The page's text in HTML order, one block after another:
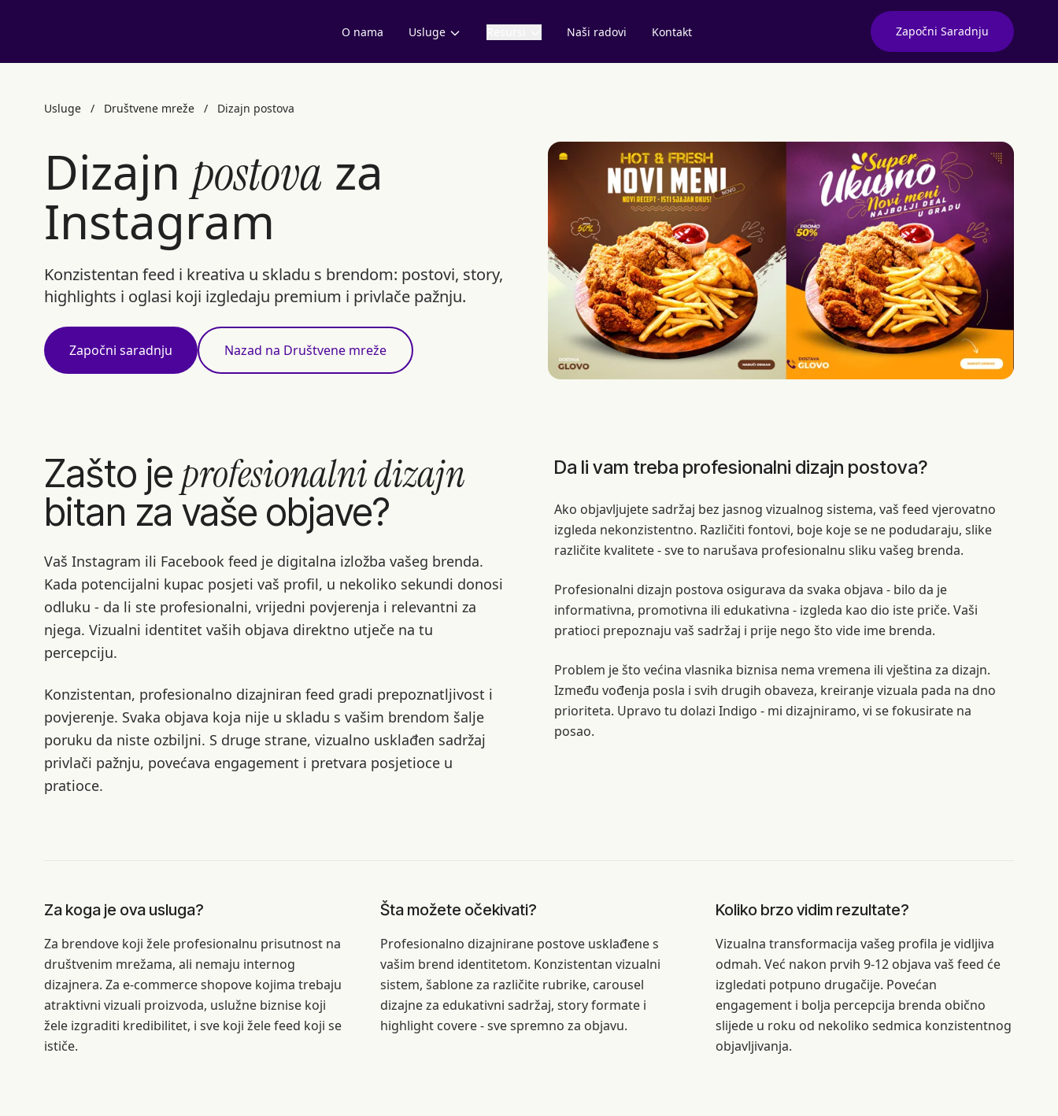
O nama Usluge Naši radovi Kontakt Započni Saradnju
Usluge / Društvene mreže / Dizajn postova
Dizajn postova za
Instagram
Konzistentan feed i kreativa u skladu s brendom: postovi, story,
highlights i oglasi koji izgledaju premium i privlače pažnju.
Započni saradnju Nazad na Društvene mreže
Zašto je profesionalni dizajn
bitan za vaše objave?
Vaš Instagram ili Facebook feed je digitalna izložba vašeg brenda.
Kada potencijalni kupac posjeti vaš profil, u nekoliko sekundi donosi
odluku - da li ste profesionalni, vrijedni povjerenja i relevantni za
njega. Vizualni identitet vaših objava direktno utječe na tu
percepciju.
Konzistentan, profesionalno dizajniran feed gradi prepoznatljivost i
povjerenje. Svaka objava koja nije u skladu s vašim brendom šalje
poruku da niste ozbiljni. S druge strane, vizualno usklađen sadržaj
privlači pažnju, povećava engagement i pretvara posjetioce u
pratioce.
Da li vam treba profesionalni dizajn postova?
Ako objavljujete sadržaj bez jasnog vizualnog sistema, vaš feed vjerovatno
izgleda nekonzistentno. Različiti fontovi, boje koje se ne podudaraju, slike
različite kvalitete - sve to narušava profesionalnu sliku vašeg brenda.
Profesionalni dizajn postova osigurava da svaka objava - bilo da je
informativna, promotivna ili edukativna - izgleda kao dio iste priče. Vaši
pratioci prepoznaju vaš sadržaj i prije nego što vide ime brenda.
Problem je što većina vlasnika biznisa nema vremena ili vještina za dizajn.
Između vođenja posla i svih drugih obaveza, kreiranje vizuala pada na dno
prioriteta. Upravo tu dolazi Indigo - mi dizajniramo, vi se fokusirate na
posao.
Za koga je ova usluga?
Za brendove koji žele profesionalnu prisutnost na
društvenim mrežama, ali nemaju internog
dizajnera. Za e-commerce shopove kojima trebaju
atraktivni vizuali proizvoda, uslužne biznise koji
žele izgraditi kredibilitet, i sve koji žele feed koji se
ističe.
Šta možete očekivati?
Profesionalno dizajnirane postove usklađene s
vašim brend identitetom. Konzistentan vizualni
sistem, šablone za različite rubrike, carousel
dizajne za edukativni sadržaj, story formate i
highlight covere - sve spremno za objavu.
Koliko brzo vidim rezultate?
Vizualna transformacija vašeg profila je vidljiva
odmah. Već nakon prvih 9-12 objava vaš feed će
izgledati potpuno drugačije. Povećan
engagement i bolja percepcija brenda obično
slijede u roku od nekoliko sedmica konzistentnog
objavljivanja.